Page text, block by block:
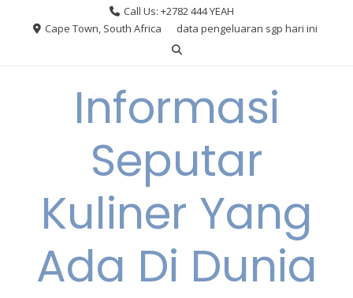
Call Us: +2782 444 YEAH
Cape Town, South Africa
data pengeluaran sgp hari ini
Informasi
Seputar
Kuliner Yang
Ada Di Dunia